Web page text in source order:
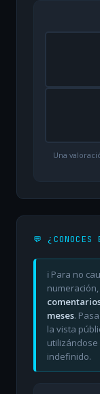
Una
💬 ¿CONOCES
ℹ️ Para no
meses.
la vista
indefinido.